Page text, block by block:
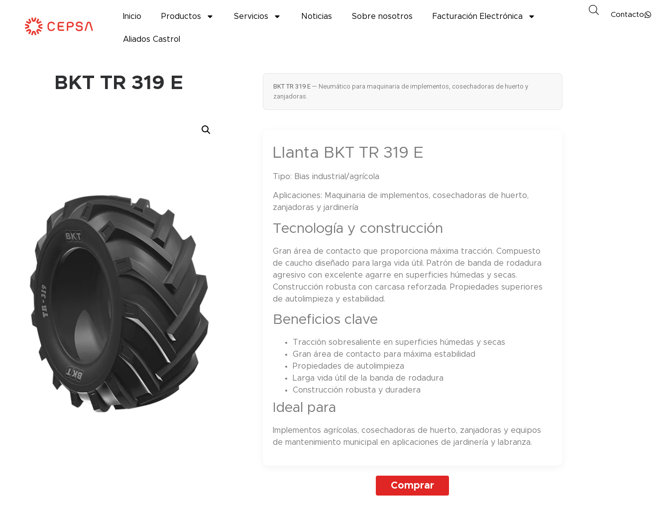
Inicio Productos Servicios Noticias Sobre nosotros Facturación Electrónica
Aliados Castrol
Contacto
BKT TR 319 E BKT TR 319 E— Neumático para maquinaria de implementos, cosechadoras de huerto y
zanjadoras.
Llanta BKT TR 319 E
Tipo: Bias industrial/agrícola
Aplicaciones: Maquinaria de implementos, cosechadoras de huerto,
zanjadoras y jardinería
Tecnología y construcción
Gran área de contacto que proporciona máxima tracción. Compuesto
de caucho diseñado para larga vida útil. Patrón de banda de rodadura
agresivo con excelente agarre en superficies húmedas y secas.
Construcción robusta con carcasa reforzada. Propiedades superiores
de autolimpieza y estabilidad.
Beneficios clave
Tracción sobresaliente en superficies húmedas y secas
Gran área de contacto para máxima estabilidad
Propiedades de autolimpieza
Larga vida útil de la banda de rodadura
Construcción robusta y duradera
Ideal para
Implementos agrícolas, cosechadoras de huerto, zanjadoras y equipos
de mantenimiento municipal en aplicaciones de jardinería y labranza.
Comprar